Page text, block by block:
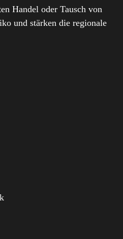
Handel oder Tausch von
und stärken die regionale